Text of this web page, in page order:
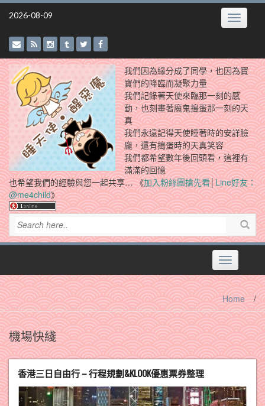
Skip
2026-08-09 Toggle
我們因為緣分成了同學，也因為寶
寶們的降臨而凝聚力量
我們記錄著天使來臨那一刻的感
動，也刻畫著魔鬼搗蛋那一刻的天
真
我們永遠記得天使睡著時的安詳臉
龐，還有搗蛋時的天真笑容
我們都希望數年後回頭看，這裡有
滿滿的回憶
也希望我們的經驗與您一起共享… 《加入粉絲團搶先看│Line好友：
@me4child》
Toggle
navigation
Home /
機場快綫
香港三日自由行 – 行程規劃&KLOOK優惠票券整理